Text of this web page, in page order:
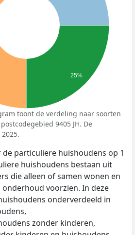
25%
toont de verdeling naar soorten
9405 JH. De
de particuliere huishoudens op 1
huishoudens bestaan uit
die alleen of samen wonen en
voorzien. In deze
onderverdeeld in
zonder kinderen,